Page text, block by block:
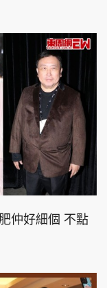
仲好細個 不點